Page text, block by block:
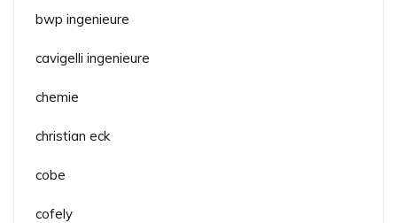
bwp ingenieure
cavigelli ingenieure
chemie
christian eck
cobe
cofely